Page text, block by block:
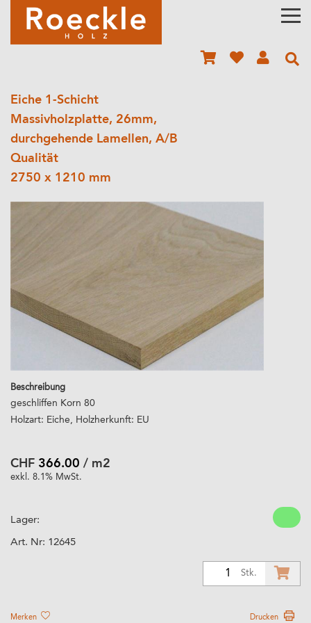
Eiche 1-Schicht
Massivholzplatte, 26mm,
durchgehende Lamellen, A/B
Qualität
2750 x 1210 mm
Beschreibung
geschliffen Korn 80
Holzart: Eiche, Holzherkunft: EU
CHF 366.00 / m2
exkl. 8.1% MwSt.
Lager:
Art. Nr: 12645
Stk.
Merken Drucken